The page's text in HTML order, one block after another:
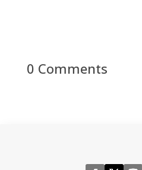
0 Comments